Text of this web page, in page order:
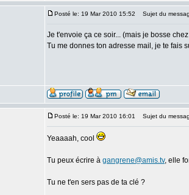
Posté le: 19 Mar 2010 15:52 Sujet du
Je t'envoie ça ce soir... (mais je bosse
Tu me donnes ton adresse mail, je te fais
Posté le: 19 Mar 2010 16:01 Sujet du
Yeaaaah, cool
Tu peux écrire à gangrene@amis.tv, elle
Tu ne t'en sers pas de ta clé ?